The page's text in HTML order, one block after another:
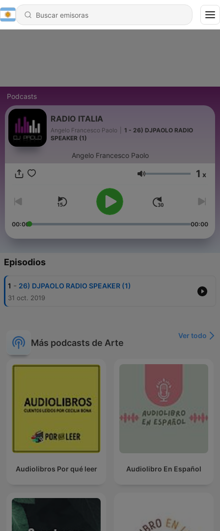
Podcasts
RADIO ITALIA
Angelo Francesco Paolo
1 - 26) DJPAOLO RADIO
SPEAKER (1)
Angelo Francesco Paolo
Volumen 1 x
00:00 00:00
Episodios
1 - 26) DJPAOLO RADIO SPEAKER (1)
31 oct. 2019
Más podcasts de Arte
Ver todo
Audiolibros Por qué leer Audiolibro En Español